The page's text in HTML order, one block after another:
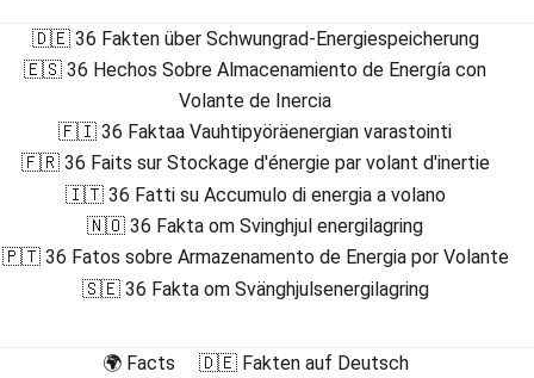
🇩🇪 36 Fakten über Schwungrad-Energiespeicherung
🇪🇸 36 Hechos Sobre Almacenamiento de Energía con
Volante de Inercia
🇫🇮 36 Faktaa Vauhtipyöräenergian varastointi
🇫🇷 36 Faits sur Stockage d'énergie par volant d'inertie
🇮🇹 36 Fatti su Accumulo di energia a volano
🇳🇴 36 Fakta om Svinghjul energilagring
🇵🇹 36 Fatos sobre Armazenamento de Energia por Volante
🇸🇪 36 Fakta om Svänghjulsenergilagring
🌍 Facts 🇩🇪 Fakten auf Deutsch